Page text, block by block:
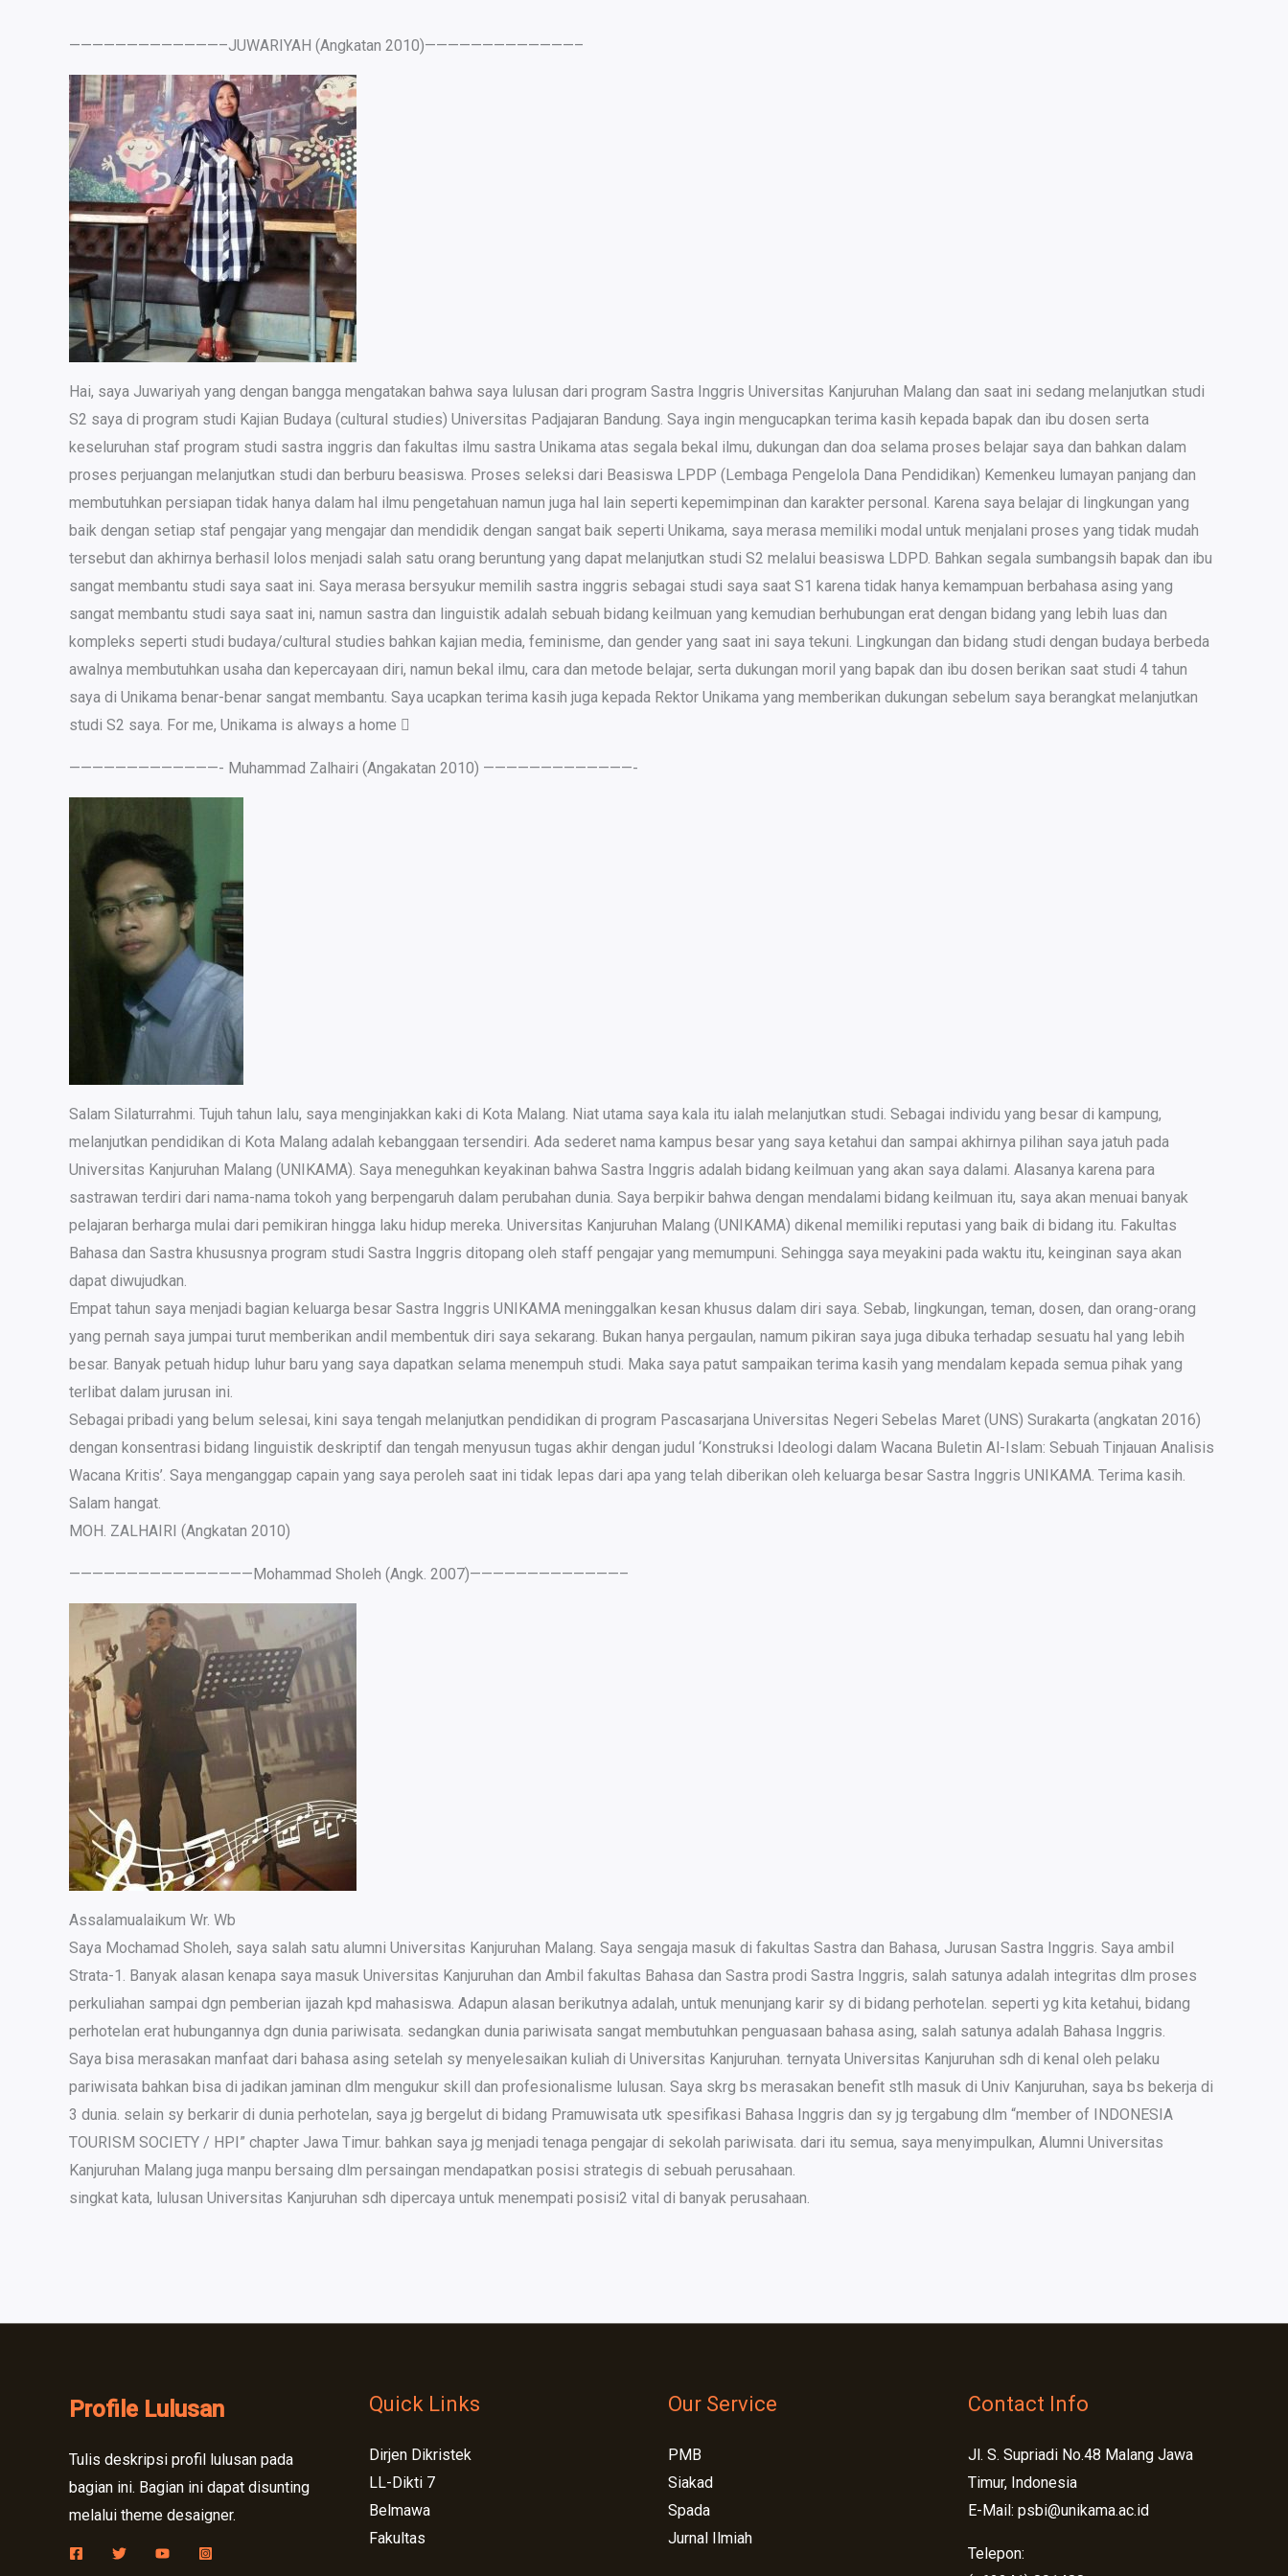
—————————————–JUWARIYAH (Angkatan 2010)—————————————–
Hai, saya Juwariyah yang dengan bangga mengatakan bahwa saya lulusan dari program Sastra Inggris Universitas Kanjuruhan Malang dan saat ini sedang melanjutkan studi
S2 saya di program studi Kajian Budaya (cultural studies) Universitas Padjajaran Bandung. Saya ingin mengucapkan terima kasih kepada bapak dan ibu dosen serta
keseluruhan staf program studi sastra inggris dan fakultas ilmu sastra Unikama atas segala bekal ilmu, dukungan dan doa selama proses belajar saya dan bahkan dalam
proses perjuangan melanjutkan studi dan berburu beasiswa. Proses seleksi dari Beasiswa LPDP (Lembaga Pengelola Dana Pendidikan) Kemenkeu lumayan panjang dan
membutuhkan persiapan tidak hanya dalam hal ilmu pengetahuan namun juga hal lain seperti kepemimpinan dan karakter personal. Karena saya belajar di lingkungan yang
baik dengan setiap staf pengajar yang mengajar dan mendidik dengan sangat baik seperti Unikama, saya merasa memiliki modal untuk menjalani proses yang tidak mudah
tersebut dan akhirnya berhasil lolos menjadi salah satu orang beruntung yang dapat melanjutkan studi S2 melalui beasiswa LDPD. Bahkan segala sumbangsih bapak dan ibu
sangat membantu studi saya saat ini. Saya merasa bersyukur memilih sastra inggris sebagai studi saya saat S1 karena tidak hanya kemampuan berbahasa asing yang
sangat membantu studi saya saat ini, namun sastra dan linguistik adalah sebuah bidang keilmuan yang kemudian berhubungan erat dengan bidang yang lebih luas dan
kompleks seperti studi budaya/cultural studies bahkan kajian media, feminisme, dan gender yang saat ini saya tekuni. Lingkungan dan bidang studi dengan budaya berbeda
awalnya membutuhkan usaha dan kepercayaan diri, namun bekal ilmu, cara dan metode belajar, serta dukungan moril yang bapak dan ibu dosen berikan saat studi 4 tahun
saya di Unikama benar-benar sangat membantu. Saya ucapkan terima kasih juga kepada Rektor Unikama yang memberikan dukungan sebelum saya berangkat melanjutkan
studi S2 saya. For me, Unikama is always a home 
—————————————- Muhammad Zalhairi (Angakatan 2010) —————————————-
Salam Silaturrahmi. Tujuh tahun lalu, saya menginjakkan kaki di Kota Malang. Niat utama saya kala itu ialah melanjutkan studi. Sebagai individu yang besar di kampung,
melanjutkan pendidikan di Kota Malang adalah kebanggaan tersendiri. Ada sederet nama kampus besar yang saya ketahui dan sampai akhirnya pilihan saya jatuh pada
Universitas Kanjuruhan Malang (UNIKAMA). Saya meneguhkan keyakinan bahwa Sastra Inggris adalah bidang keilmuan yang akan saya dalami. Alasanya karena para
sastrawan terdiri dari nama-nama tokoh yang berpengaruh dalam perubahan dunia. Saya berpikir bahwa dengan mendalami bidang keilmuan itu, saya akan menuai banyak
pelajaran berharga mulai dari pemikiran hingga laku hidup mereka. Universitas Kanjuruhan Malang (UNIKAMA) dikenal memiliki reputasi yang baik di bidang itu. Fakultas
Bahasa dan Sastra khususnya program studi Sastra Inggris ditopang oleh staff pengajar yang memumpuni. Sehingga saya meyakini pada waktu itu, keinginan saya akan
dapat diwujudkan.
Empat tahun saya menjadi bagian keluarga besar Sastra Inggris UNIKAMA meninggalkan kesan khusus dalam diri saya. Sebab, lingkungan, teman, dosen, dan orang-orang
yang pernah saya jumpai turut memberikan andil membentuk diri saya sekarang. Bukan hanya pergaulan, namum pikiran saya juga dibuka terhadap sesuatu hal yang lebih
besar. Banyak petuah hidup luhur baru yang saya dapatkan selama menempuh studi. Maka saya patut sampaikan terima kasih yang mendalam kepada semua pihak yang
terlibat dalam jurusan ini.
Sebagai pribadi yang belum selesai, kini saya tengah melanjutkan pendidikan di program Pascasarjana Universitas Negeri Sebelas Maret (UNS) Surakarta (angkatan 2016)
dengan konsentrasi bidang linguistik deskriptif dan tengah menyusun tugas akhir dengan judul ‘Konstruksi Ideologi dalam Wacana Buletin Al-Islam: Sebuah Tinjauan Analisis
Wacana Kritis’. Saya menganggap capain yang saya peroleh saat ini tidak lepas dari apa yang telah diberikan oleh keluarga besar Sastra Inggris UNIKAMA. Terima kasih.
Salam hangat.
MOH. ZALHAIRI (Angkatan 2010)
————————————————Mohammad Sholeh (Angk. 2007)—————————————–
Assalamualaikum Wr. Wb
Saya Mochamad Sholeh, saya salah satu alumni Universitas Kanjuruhan Malang. Saya sengaja masuk di fakultas Sastra dan Bahasa, Jurusan Sastra Inggris. Saya ambil
Strata-1. Banyak alasan kenapa saya masuk Universitas Kanjuruhan dan Ambil fakultas Bahasa dan Sastra prodi Sastra Inggris, salah satunya adalah integritas dlm proses
perkuliahan sampai dgn pemberian ijazah kpd mahasiswa. Adapun alasan berikutnya adalah, untuk menunjang karir sy di bidang perhotelan. seperti yg kita ketahui, bidang
perhotelan erat hubungannya dgn dunia pariwisata. sedangkan dunia pariwisata sangat membutuhkan penguasaan bahasa asing, salah satunya adalah Bahasa Inggris.
Saya bisa merasakan manfaat dari bahasa asing setelah sy menyelesaikan kuliah di Universitas Kanjuruhan. ternyata Universitas Kanjuruhan sdh di kenal oleh pelaku
pariwisata bahkan bisa di jadikan jaminan dlm mengukur skill dan profesionalisme lulusan. Saya skrg bs merasakan benefit stlh masuk di Univ Kanjuruhan, saya bs bekerja di
3 dunia. selain sy berkarir di dunia perhotelan, saya jg bergelut di bidang Pramuwisata utk spesifikasi Bahasa Inggris dan sy jg tergabung dlm “member of INDONESIA
TOURISM SOCIETY / HPI” chapter Jawa Timur. bahkan saya jg menjadi tenaga pengajar di sekolah pariwisata. dari itu semua, saya menyimpulkan, Alumni Universitas
Kanjuruhan Malang juga manpu bersaing dlm persaingan mendapatkan posisi strategis di sebuah perusahaan.
singkat kata, lulusan Universitas Kanjuruhan sdh dipercaya untuk menempati posisi2 vital di banyak perusahaan.
Profile Lulusan
Tulis deskripsi profil lulusan pada
bagian ini. Bagian ini dapat disunting
melalui theme desaigner.
Quick Links
Dirjen Dikristek
LL-Dikti 7
Belmawa
Fakultas
Our Service
PMB
Siakad
Spada
Jurnal Ilmiah
Contact Info
Jl. S. Supriadi No.48 Malang Jawa
Timur, Indonesia
E-Mail: psbi@unikama.ac.id
Telepon: